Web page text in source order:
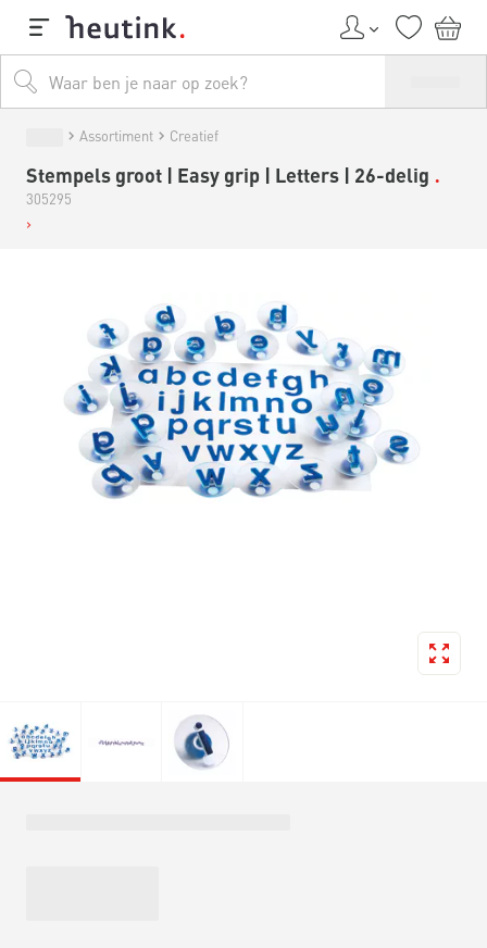
Assortiment Creatief
Stempels groot | Easy grip | Letters | 26-delig
305295